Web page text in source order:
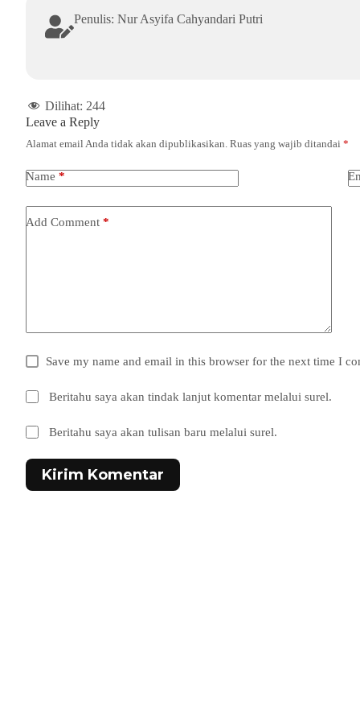
Penulis: Nur Asyifa Cahyandari Putri
Dilihat: 244
Leave a Reply
Alamat email Anda tidak akan dipublikasikan. Ruas yang wajib ditandai *
Name *
Add Comment *
Save my name and email in this browser for the next time I
Beritahu saya akan tindak lanjut komentar melalui surel.
Beritahu saya akan tulisan baru melalui surel.
Kirim Komentar